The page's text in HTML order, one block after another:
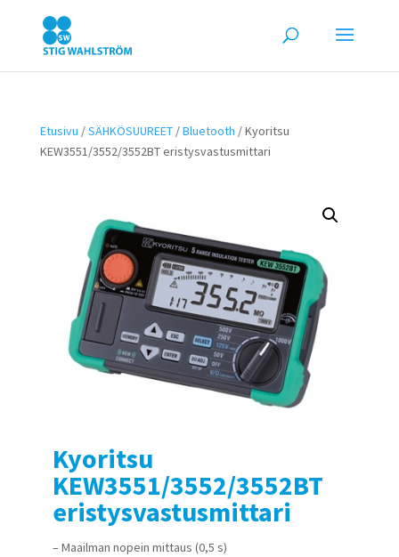
Etusivu /SÄHKÖSUUREET/Bluetooth / Kyoritsu
KEW3551/3552/3552BT eristysvastusmittari
Kyoritsu
KEW3551/3552/3552BT
eristysvastusmittari
– Maailman nopein mittaus (0,5 s)